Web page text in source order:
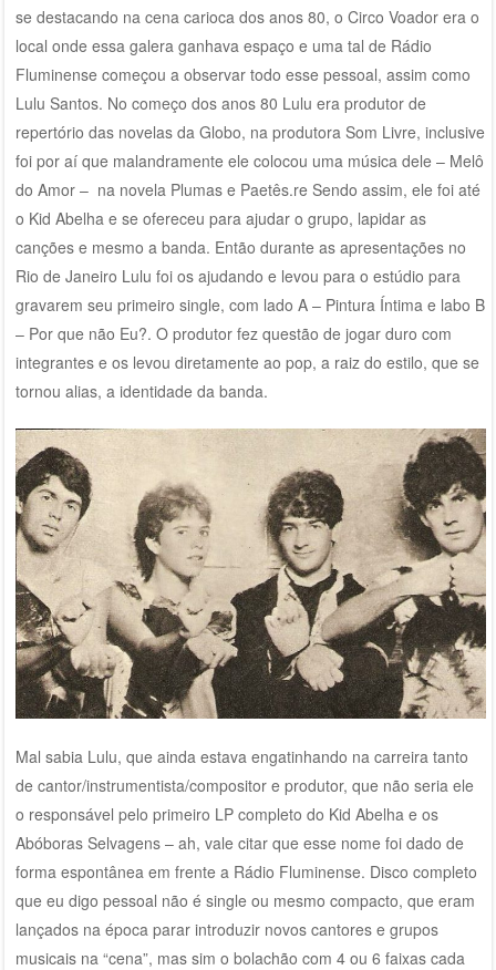
se destacando na cena carioca dos anos 80, o Circo Voador era o
local onde essa galera ganhava espaço e uma tal de Rádio
Fluminense começou a observar todo esse pessoal, assim como
Lulu Santos. No começo dos anos 80 Lulu era produtor de
repertório das novelas da Globo, na produtora Som Livre, inclusive
foi por aí que malandramente ele colocou uma música dele – Melô
do Amor – na novela Plumas e Paetês.re Sendo assim, ele foi até
o Kid Abelha e se ofereceu para ajudar o grupo, lapidar as
canções e mesmo a banda. Então durante as apresentações no
Rio de Janeiro Lulu foi os ajudando e levou para o estúdio para
gravarem seu primeiro single, com lado A – Pintura Íntima e labo B
– Por que não Eu?. O produtor fez questão de jogar duro com
integrantes e os levou diretamente ao pop, a raiz do estilo, que se
tornou alias, a identidade da banda.
Mal sabia Lulu, que ainda estava engatinhando na carreira tanto
de cantor/instrumentista/compositor e produtor, que não seria ele
o responsável pelo primeiro LP completo do Kid Abelha e os
Abóboras Selvagens – ah, vale citar que esse nome foi dado de
forma espontânea em frente a Rádio Fluminense. Disco completo
que eu digo pessoal não é single ou mesmo compacto, que eram
lançados na época parar introduzir novos cantores e grupos
musicais na “cena”, mas sim o bolachão com 4 ou 6 faixas cada